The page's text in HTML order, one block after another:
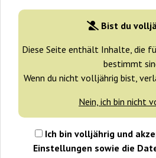
Bist du
Diese Seite enthält Inhalte, die
bestimmt
Wenn du nicht volljährig bist,
Nein, ich bin nicht
Ich bin volljährig und
Einstellungen sowie die